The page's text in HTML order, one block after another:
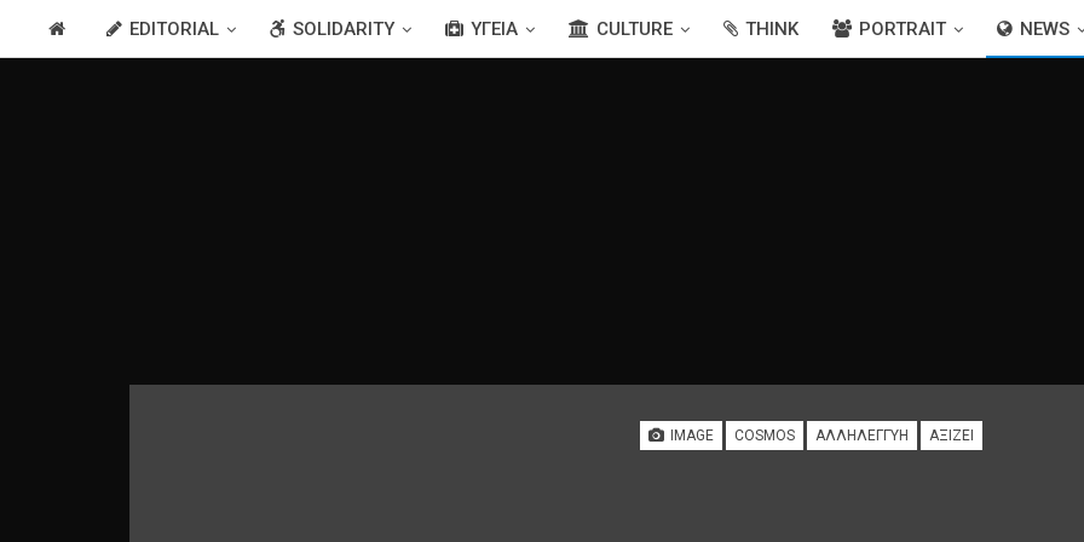
EDITORIAL SOLIDARITY ΥΓΕΊΑ CULTURE THINK PORTRAIT NEWS
IMAGE COSMOS ΑΛΛΗΛΕΓΓΎΗ ΑΞΊΖΕΙ